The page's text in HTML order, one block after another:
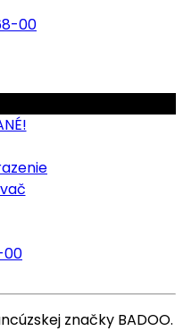
00
značky BADOO.